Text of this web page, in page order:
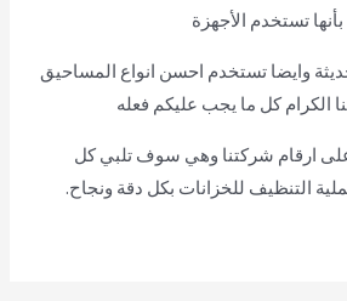
تستخدم الأجهزة
وايضا تستخدم احسن انواع المساحيق
الكرام كل ما يجب عليكم فعله
على ارقام شركتنا وهي سوف تلبي كل
التنظيف للخزانات بكل دقة ونجاح.